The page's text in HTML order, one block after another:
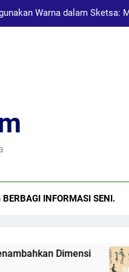
Warna dalam Sketsa:
Sosial: Menggugah
Warna dalam Sketsa:
Sebagai Alat Pembelajaran
INFORMASI SENI.
Dimensi